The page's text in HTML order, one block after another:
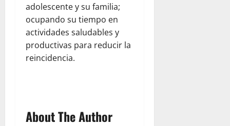
adolescente y su familia;
ocupando su tiempo en
actividades saludables y
productivas para reducir la
reincidencia.
About The Author